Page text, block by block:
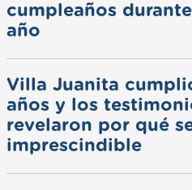
cumpleaños
año
Villa Juanita
años y los
revelaron por qué
imprescindible